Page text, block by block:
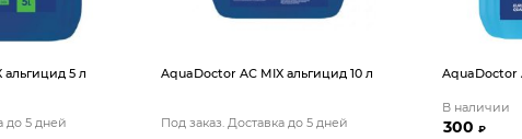
5 л
до 5 дней
AquaDoctor AС MIX альгицид 10 л
Под заказ. Доставка до 5 дней
AquaDoctor
В наличии
300₽